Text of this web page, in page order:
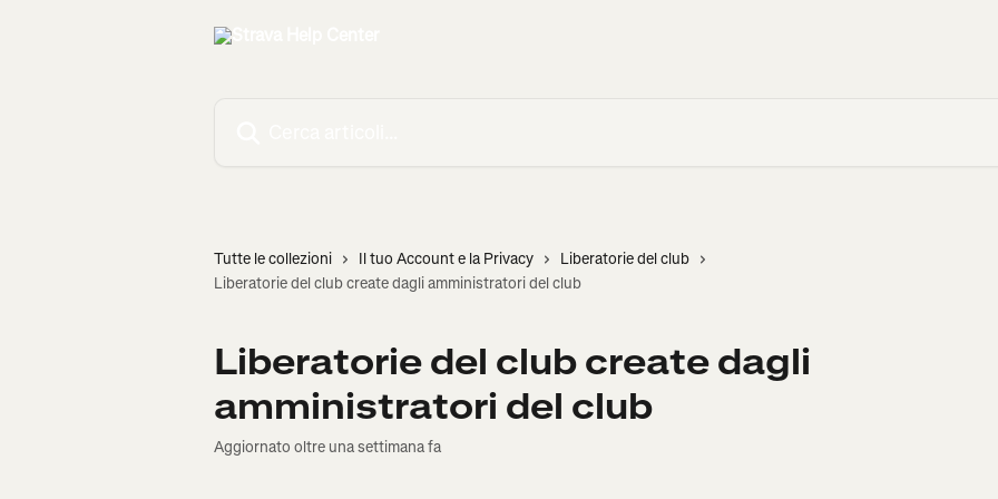
Tutte le collezioni Il tuo Account e la Privacy
Liberatorie del club
Liberatorie del club create dagli amministratori del club
Liberatorie del club create dagli
amministratori del club
Aggiornato oltre una settimana fa